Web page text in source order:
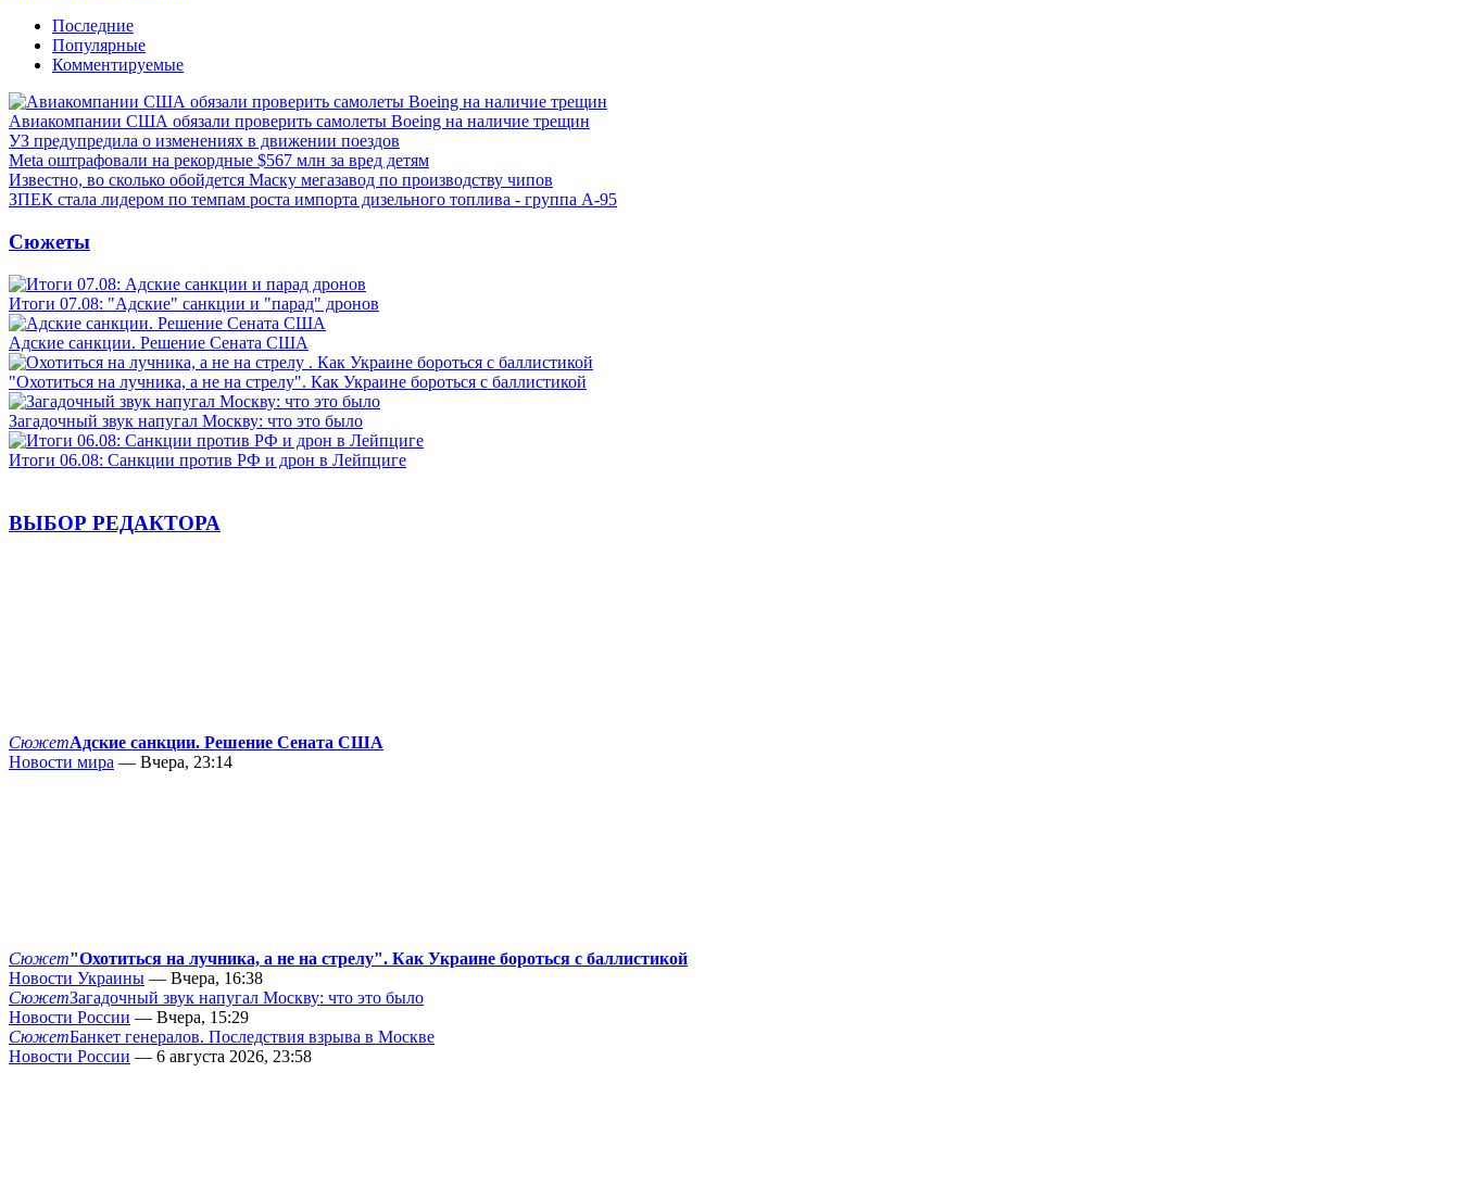
Последние
Популярные
Комментируемые
Авиакомпании США обязали проверить самолеты Boeing на наличие трещин
УЗ предупредила о изменениях в движении поездов
Meta оштрафовали на рекордные $567 млн за вред детям
Известно, во сколько обойдется Маску мегазавод по производству чипов
ЗПЕК стала лидером по темпам роста импорта дизельного топлива - группа А-95
Сюжеты
Итоги 07.08: "Адские" санкции и "парад" дронов
Адские санкции. Решение Сената США
"Охотиться на лучника, а не на стрелу". Как Украине бороться с баллистикой
Загадочный звук напугал Москву: что это было
Итоги 06.08: Санкции против РФ и дрон в Лейпциге
ВЫБОР РЕДАКТОРА
СюжетАдские санкции. Решение Сената США
Новости мира — Вчера, 23:14
Сюжет"Охотиться на лучника, а не на стрелу". Как Украине бороться с баллистикой
Новости Украины — Вчера, 16:38
СюжетЗагадочный звук напугал Москву: что это было
Новости России — Вчера, 15:29
СюжетБанкет генералов. Последствия взрыва в Москве
Новости России — 6 августа 2026, 23:58